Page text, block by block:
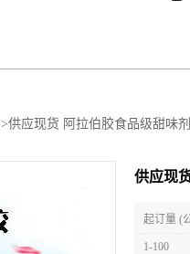
>供应现货 阿拉伯胶食品级甜味
供应现
起订量 (
1-100